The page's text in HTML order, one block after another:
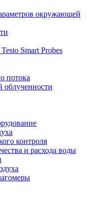
окружающей
Smart Probes
потока
облученности
контроля
и расхода воды